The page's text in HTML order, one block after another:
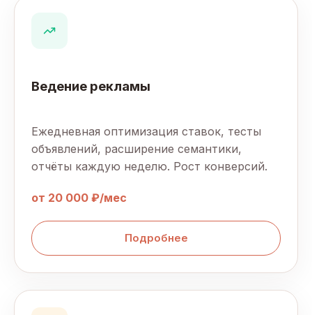
Ведение рекламы
Ежедневная оптимизация ставок, тесты
объявлений, расширение семантики,
отчёты каждую неделю. Рост конверсий.
от 20 000 ₽/мес
Подробнее